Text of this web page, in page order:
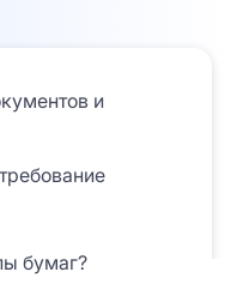
и
бумаг?
Ваших
сайта и сервиса.
Вы
Ваших